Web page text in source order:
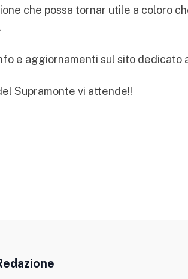
che possa tornar utile a coloro
e aggiornamenti sul sito dedicato
Supramonte vi attende!!